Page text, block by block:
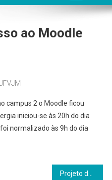
ao Moodle
campus 2 o Moodle ficou
iniciou-se às 20h do dia
normalizado às 9h do dia